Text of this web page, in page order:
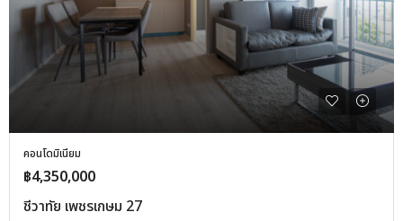
คอนโดมิเนียม
฿4,350,000
ชีวาทัย เพชรเกษม 27